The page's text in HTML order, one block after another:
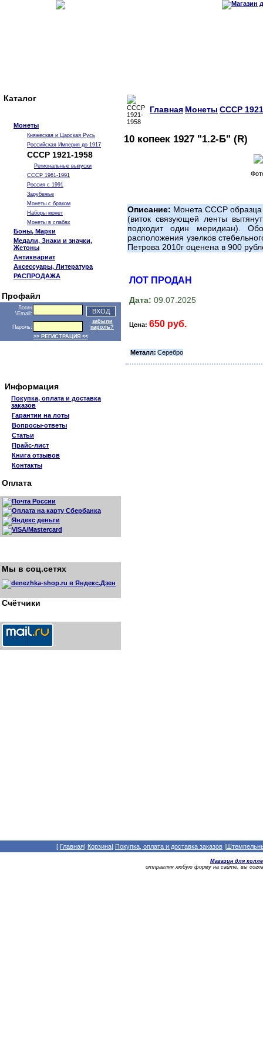
Каталог
Монеты
Княжеская и Царская Русь
Российская Империя до 1917
СССР 1921-1958
Региональные выпуски
СССР 1961-1991
Россия с 1991
Зарубежье
Монеты с браком
Наборы монет
Монеты в слабах
Боны, Марки
Медали, Знаки и значки,
Жетоны
Антиквариат
Аксессуары, Литература
РАСПРОДАЖА
Профайл
Логин
\Email:
Пароль:
забыли
пароль?
>> РЕГИСТРАЦИЯ <<
Информация
Покупка, оплата и доставка
заказов
Гарантии на лоты
Вопросы-ответы
Статьи
Прайс-лист
Книга отзывов
Контакты
Оплата
Мы в соц.сетях
Счётчики
Главная Монеты СССР
10 копеек 1927 "1.2-Б" (R)
Описание: Монета СССР образца
(виток связующей ленты
подходит один меридиан).
расположения узелков
Петрова 2010г оценена в 900
ЛОТ ПРОДАН
Дата: 09.07.2025
Цена: 650 руб.
Металл: Серебро
[ Главная| Корзина| Покупка, оплата и доставка заказов |
Магазин для
отправляя любую форму на сайте, вы